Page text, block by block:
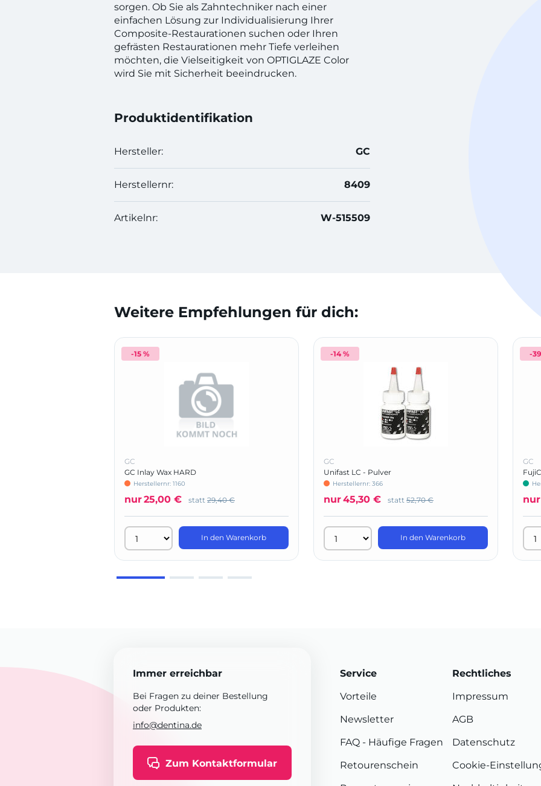
sorgen. Ob Sie als Zahntechniker nach einer
einfachen Lösung zur Individualisierung Ihrer
Composite-Restaurationen suchen oder Ihren
gefrästen Restaurationen mehr Tiefe verleihen
möchten, die Vielseitigkeit von OPTIGLAZE Color
wird Sie mit Sicherheit beeindrucken.
Produktidentifikation
Hersteller: GC
Herstellernr: 8409
Artikelnr: W-515509
Weitere Empfehlungen für dich:
-15 %
GC
GC Inlay Wax HARD
Herstellernr: 1160
nur25,00 € statt 29,40 €
In den Warenkorb
-14 %
GC
Unifast LC - Pulver
Herstellernr: 366
nur45,30 € statt 52,70 €
In den Warenkorb
-
GC
nur
Immer erreichbar
Bei Fragen zu deiner Bestellung
oder Produkten:
info@dentina.de
Zum Kontaktformular
Service
Vorteile
Newsletter
FAQ - Häufige Fragen
Retourenschein
Rechtliches
Impressum
AGB
Datenschutz
Cookie-